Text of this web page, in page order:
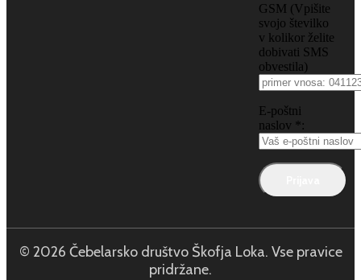
GSM (Vpišite
svojo številko
v kolikor želite
dobivati SMS
obvestila)
E-poštni
naslov *:
© 2026 Čebelarsko društvo Škofja Loka. Vse pravice
pridržane.